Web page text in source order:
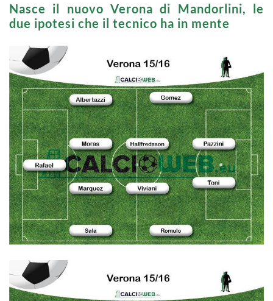
Nasce il nuovo Verona di Mandorlini, le
due ipotesi che il tecnico ha in mente